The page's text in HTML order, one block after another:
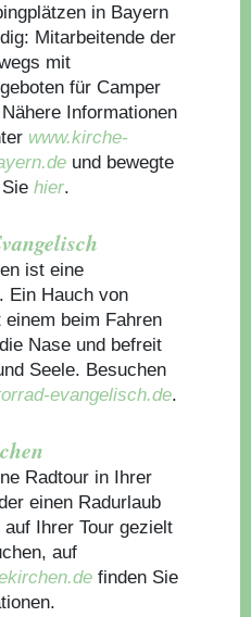
in Bayern
Mitarbeitende der
mit
für Camper
Informationen
www.kirche-
und bewegte
hier.
ist eine
Ein Hauch von
einem beim Fahren
Nase und befreit
Seele. Besuchen
evangelisch.de.
Radtour in Ihrer
einen Radurlaub
auf Ihrer Tour gezielt
auf
finden Sie